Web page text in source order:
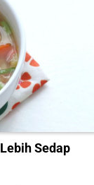
Sedap